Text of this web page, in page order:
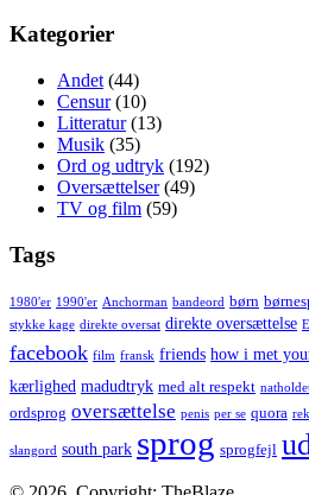
Kategorier
Andet (44)
Censur(10)
Litteratur(13)
Musik (35)
Ord og udtryk (192)
Oversættelser(49)
TV og film (59)
Tags
1980'er 1990'er Anchorman bandeord børn
stykke kage direkte oversat direkte oversættelse
facebook film fransk friends how i met
kærlighed madudtryk med alt respekt
ordsprog oversættelse penis per se quora
slangord south park sprog sprogfejl